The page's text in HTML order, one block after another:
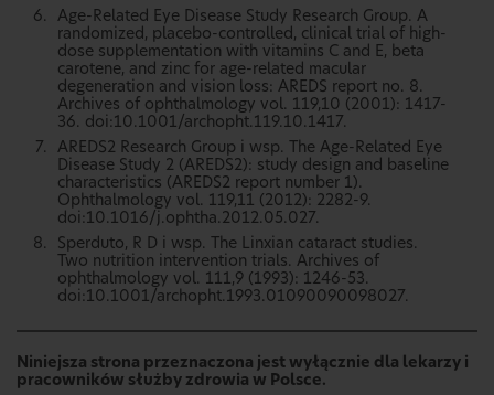
Age-Related Eye Disease Study Research Group. A
randomized, placebo-controlled, clinical trial of high-
dose supplementation with vitamins C and E, beta
carotene, and zinc for age-related macular
degeneration and vision loss: AREDS report no. 8.
Archives of ophthalmology vol. 119,10 (2001): 1417-
36. doi:10.1001/archopht.119.10.1417.
AREDS2 Research Group i wsp. The Age-Related Eye
Disease Study 2 (AREDS2): study design and baseline
characteristics (AREDS2 report number 1).
Ophthalmology vol. 119,11 (2012): 2282-9.
doi:10.1016/j.ophtha.2012.05.027.
Sperduto, R D i wsp. The Linxian cataract studies.
Two nutrition intervention trials. Archives of
ophthalmology vol. 111,9 (1993): 1246-53.
doi:10.1001/archopht.1993.01090090098027.
Niniejsza strona przeznaczona jest wyłącznie dla lekarzy i
pracowników służby zdrowia w Polsce.